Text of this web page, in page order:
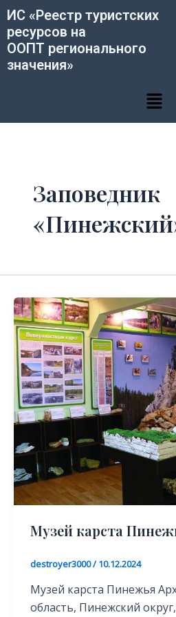
Перейти
содержимому
ИС «Реестр туристских
ресурсов на
ООПТ регионального
значения»
Меню
Заповедник
Музей карста
destroyer3000/10.12.2024
Музей карста Пинежья
область, Пинежский